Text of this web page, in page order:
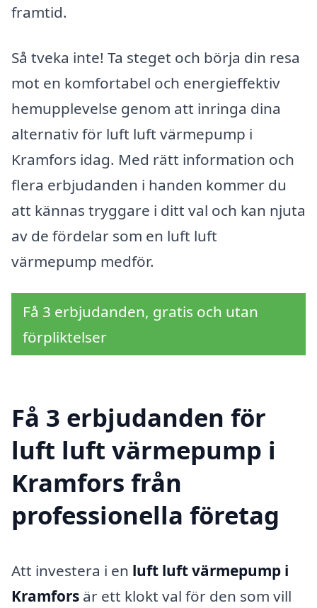
framtid.
Så tveka inte! Ta steget och börja din resa
mot en komfortabel och energieffektiv
hemupplevelse genom att inringa dina
alternativ för luft luft värmepump i
Kramfors idag. Med rätt information och
flera erbjudanden i handen kommer du
att kännas tryggare i ditt val och kan njuta
av de fördelar som en luft luft
värmepump medför.
Få 3 erbjudanden, gratis och utan
förpliktelser
Få 3 erbjudanden för
luft luft värmepump i
Kramfors från
professionella företag
Att investera i en luft luft värmepump i
Kramfors är ett klokt val för den som vill